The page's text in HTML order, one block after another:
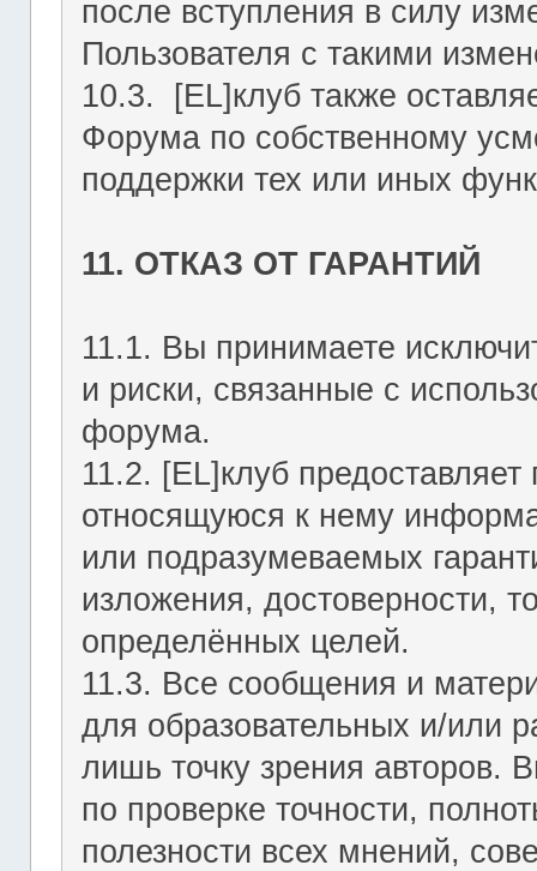
после вступления в силу
Пользователя с такими
10.3. [EL]клуб также
Форума по собственному
поддержки тех или иных
11. ОТКАЗ ОТ ГАРАНТИЙ
11.1. Вы принимаете
и риски, связанные с
форума.
11.2. [EL]клуб
относящуюся к нему
или подразумеваемых
изложения, достоверности,
определённых целей.
11.3. Все сообщения и
для образовательных и/или
лишь точку зрения авторов.
по проверке точности,
полезности всех мнений,